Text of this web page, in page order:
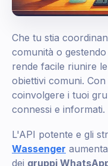
Che tu stia
comunità o
rende facile riunire
obiettivi comuni. Con
coinvolgere i tuoi
connessi e informati.
L'API potente e gli
Wassenger
dei gruppi